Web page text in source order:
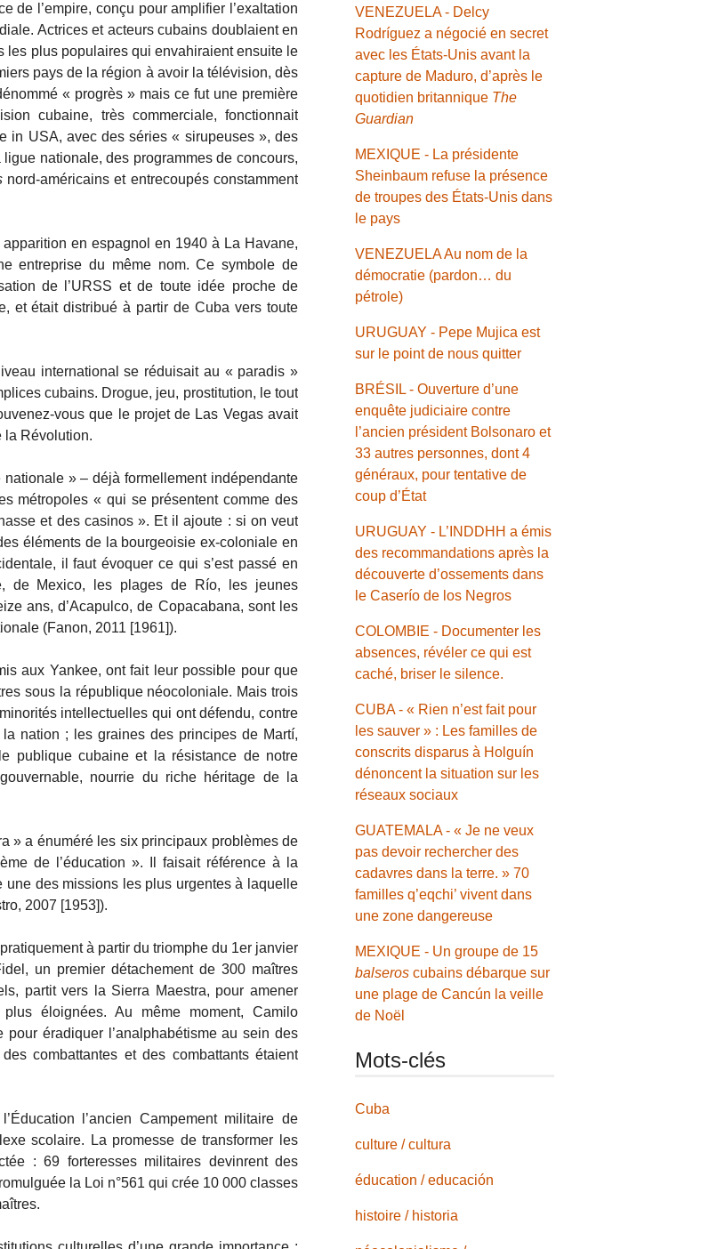
de l’empire, conçu pour amplifier l’exaltation
Actrices et acteurs cubains doublaient en
plus populaires qui envahiraient ensuite le
pays de la région à avoir la télévision, dès
« progrès » mais ce fut une première
cubaine, très commerciale, fonctionnait
in USA, avec des séries « sirupeuses », des
nationale, des programmes de concours,
nord-américains et entrecoupés constamment
en espagnol en 1940 à La Havane,
entreprise du même nom. Ce symbole de
de l’URSS et de toute idée proche de
et était distribué à partir de Cuba vers toute
international se réduisait au « paradis »
cubains. Drogue, jeu, prostitution, le tout
vous que le projet de Las Vegas avait
la Révolution.
» – déjà formellement indépendante
métropoles « qui se présentent comme des
et des casinos ». Et il ajoute : si on veut
éléments de la bourgeoisie ex-coloniale en
il faut évoquer ce qui s’est passé en
de Mexico, les plages de Río, les jeunes
ans, d’Acapulco, de Copacabana, sont les
(Fanon, 2011 [1961]).
aux Yankee, ont fait leur possible pour que
sous la république néocoloniale. Mais trois
intellectuelles qui ont défendu, contre
nation ; les graines des principes de Martí,
publique cubaine et la résistance de notre
nourrie du riche héritage de la
» a énuméré les six principaux problèmes de
de l’éducation ». Il faisait référence à la
une des missions les plus urgentes à laquelle
2007 [1953]).
à partir du triomphe du 1er janvier
un premier détachement de 300 maîtres
partit vers la Sierra Maestra, pour amener
éloignées. Au même moment, Camilo
éradiquer l’analphabétisme au sein des
combattantes et des combattants étaient
l’ancien Campement militaire de
scolaire. La promesse de transformer les
: 69 forteresses militaires devinrent des
la Loi n°561 qui crée 10 000 classes
VENEZUELA - Delcy
Rodríguez a négocié en secret
avec les États-Unis avant la
capture de Maduro, d’après le
quotidien britannique The
Guardian
MEXIQUE - La présidente
Sheinbaum refuse la présence
de troupes des États-Unis dans
le pays
VENEZUELA Au nom de la
démocratie (pardon… du
pétrole)
URUGUAY - Pepe Mujica est
sur le point de nous quitter
BRÉSIL - Ouverture d’une
enquête judiciaire contre
l’ancien président Bolsonaro et
33 autres personnes, dont 4
généraux, pour tentative de
coup d’État
URUGUAY - L’INDDHH a émis
des recommandations après la
découverte d’ossements dans
le Caserío de los Negros
COLOMBIE - Documenter les
absences, révéler ce qui est
caché, briser le silence.
CUBA - « Rien n’est fait pour
les sauver » : Les familles de
conscrits disparus à Holguín
dénoncent la situation sur les
réseaux sociaux
GUATEMALA - « Je ne veux
pas devoir rechercher des
cadavres dans la terre. » 70
familles q’eqchi’ vivent dans
une zone dangereuse
MEXIQUE - Un groupe de 15
balseros cubains débarque sur
une plage de Cancún la veille
de Noël
Mots-clés
Cuba
culture / cultura
éducation / educación
histoire / historia